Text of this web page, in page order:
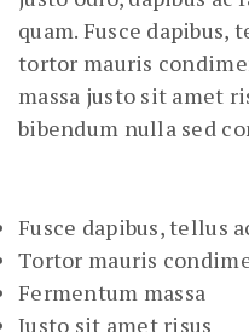
quam. Fusce dapibus,
tortor mauris
massa justo sit amet
bibendum nulla sed
Fusce dapibus, tellus
Tortor mauris
Fermentum massa
Justo sit amet risus